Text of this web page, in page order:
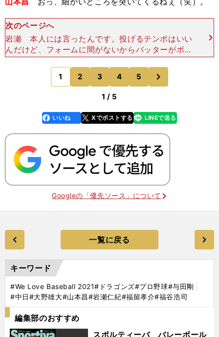
次のページへ
岩瀬 本人には言ったんです。投げるテンポはいい
んだけど、フォームに間がないからバッターがボー
ルに差し込まれない。本人はリズムをよくしようと
意識していたようなんですけど、僕には自分から崩
してしまう危険が
1 2 3 4 5
のページへ
1 / 5
faceboo
k
いいね Xでポストする
line LINEで送る
Googleの「優先ソース」について
一覧に戻る
キーワード
#We Love Baseball 2021#ドラゴンズ#プロ野球#与田剛
#中日#大野雄大#山本昌#岩瀬仁紀#福留孝介#福谷浩司
編集部のおすすめ
スポルティーバ バレーボール